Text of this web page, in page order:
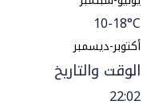
10-18°C
أكتوبر-ديسمبر
الوقت والتاريخ
22:02